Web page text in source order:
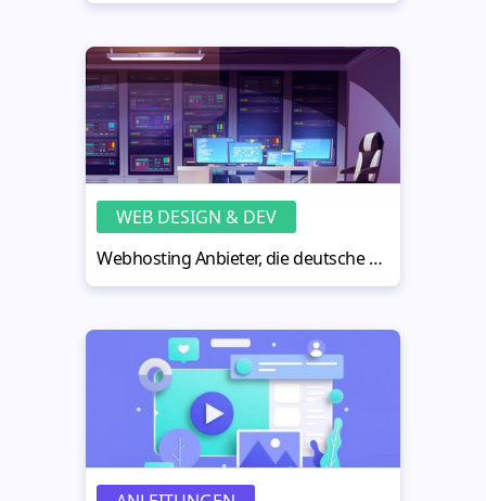
WEB DESIGN & DEV
Webhosting Anbieter, die deutsche Qualität liefern